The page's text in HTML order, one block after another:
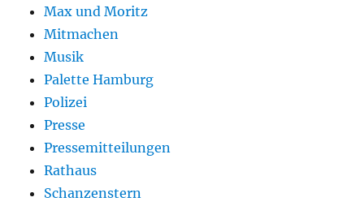
Max und Moritz
Mitmachen
Musik
Palette Hamburg
Polizei
Presse
Pressemitteilungen
Rathaus
Schanzenstern